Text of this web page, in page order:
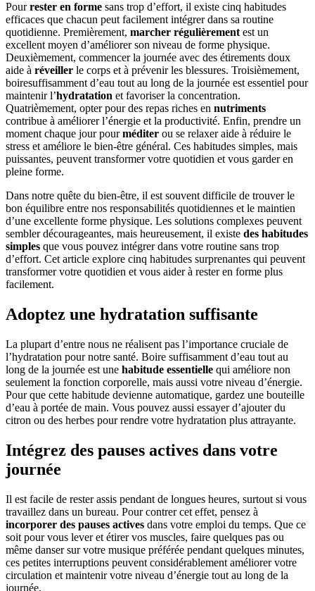
Pourrester en forme sans trop d’effort, il existe cinq habitudes
efficaces que chacun peut facilement intégrer dans sa routine
quotidienne. Premièrement, marcher régulièrementest un
excellent moyen d’améliorer son niveau de forme physique.
Deuxièmement, commencer la journée avec des étirements doux
aide à réveiller le corps et à prévenir les blessures. Troisièmement,
boiresuffisamment d’eau tout au long de la journée est essentiel pour
maintenir l’hydratation et favoriser la concentration.
Quatrièmement, opter pour des repas riches en nutriments
contribue à améliorer l’énergie et la productivité. Enfin, prendre un
moment chaque jour pourméditer ou se relaxer aide à réduire le
stress et améliore le bien-être général. Ces habitudes simples, mais
puissantes, peuvent transformer votre quotidien et vous garder en
pleine forme.
Dans notre quête du bien-être, il est souvent difficile de trouver le
bon équilibre entre nos responsabilités quotidiennes et le maintien
d’une excellente forme physique. Les solutions complexes peuvent
sembler décourageantes, mais heureusement, il existe des habitudes
simples que vous pouvez intégrer dans votre routine sans trop
d’effort. Cet article explore cinq habitudes surprenantes qui peuvent
transformer votre quotidien et vous aider à rester en forme plus
facilement.
Adoptez une hydratation suffisante
La plupart d’entre nous ne réalisent pas l’importance cruciale de
l’hydratation pour notre santé. Boire suffisamment d’eau tout au
long de la journée est une habitude essentielle qui améliore non
seulement la fonction corporelle, mais aussi votre niveau d’énergie.
Pour que cette habitude devienne automatique, gardez une bouteille
d’eau à portée de main. Vous pouvez aussi essayer d’ajouter du
citron ou des herbes pour rendre votre hydratation plus attrayante.
Intégrez des pauses actives dans votre
journée
Il est facile de rester assis pendant de longues heures, surtout si vous
travaillez dans un bureau. Pour contrer cet effet, pensez à
incorporer des pauses actives dans votre emploi du temps. Que ce
soit pour vous lever et étirer vos muscles, faire quelques pas ou
même danser sur votre musique préférée pendant quelques minutes,
ces petites interruptions peuvent considérablement améliorer votre
circulation et maintenir votre niveau d’énergie tout au long de la
journée.